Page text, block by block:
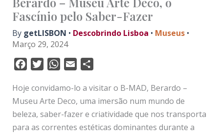
Fascínio pelo Saber-Fazer
By getLISBON • Descobrindo Lisboa • Museus•
Março 29, 2024
c
e
b
o
i
t
t
e
W
a
t
s
A
a
i
l
a
r
e
Hoje convidamo-lo a visitar o B-MAD, Berardo –
Museu Arte Deco, uma imersão num mundo de
beleza, saber-fazer e criatividade que nos transporta
para as correntes estéticas dominantes durante a